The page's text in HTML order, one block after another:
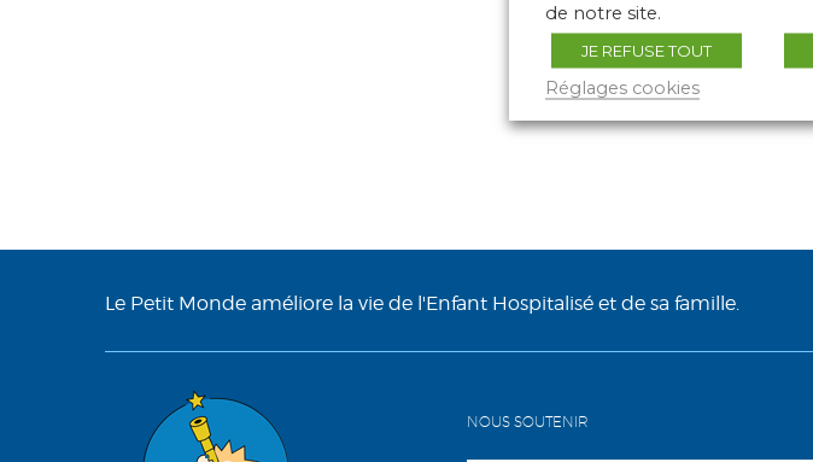
Le Petit Monde améliore la vie de l'Enfant Hospitalisé et de sa famille.
NOUS SOUTENIR
de notre site.
JE REFUSE TOUT
Réglages cookies